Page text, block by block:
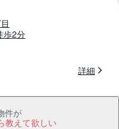
歩2分
詳細
件が
教えて欲しい